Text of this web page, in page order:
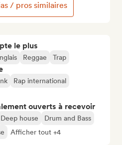
le plus
Reggae Trap
Rap international
ouverts à recevoir
Deep house
Drum and Bass
Afficher tout +4
/ pros similaires